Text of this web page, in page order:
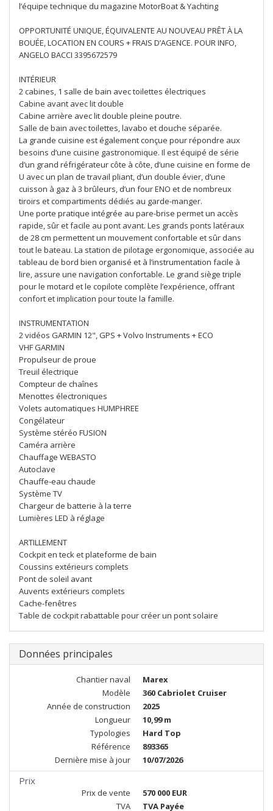
l’équipe technique du magazine MotorBoat & Yachting
OPPORTUNITÉ UNIQUE, ÉQUIVALENTE AU NOUVEAU PRÊT À LA
BOUÉE, LOCATION EN COURS + FRAIS D’AGENCE. POUR INFO,
ANGELO BACCI 3395672579
INTÉRIEUR
2 cabines, 1 salle de bain avec toilettes électriques
Cabine avant avec lit double
Cabine arrière avec lit double pleine poutre.
Salle de bain avec toilettes, lavabo et douche séparée.
La grande cuisine est également conçue pour répondre aux
besoins d’une cuisine gastronomique. Il est équipé de série
d’un grand réfrigérateur côte à côte, d’une cuisine en forme de
U avec un plan de travail pliant, d’un double évier, d’une
cuisson à gaz à 3 brûleurs, d’un four ENO et de nombreux
tiroirs et compartiments dédiés au garde-manger.
Une porte pratique intégrée au pare-brise permet un accès
rapide, sûr et facile au pont avant. Les grands ponts latéraux
de 28 cm permettent un mouvement confortable et sûr dans
tout le bateau. La station de pilotage ergonomique, associée au
tableau de bord bien organisé et à l’instrumentation facile à
lire, assure une navigation confortable. Le grand siège triple
pour le motard et le copilote complète l’expérience, offrant
confort et implication pour toute la famille.
INSTRUMENTATION
2 vidéos GARMIN 12", GPS + Volvo Instruments + ECO
VHF GARMIN
Propulseur de proue
Treuil électrique
Compteur de chaînes
Menottes électroniques
Volets automatiques HUMPHREE
Congélateur
Système stéréo FUSION
Caméra arrière
Chauffage WEBASTO
Autoclave
Chauffe-eau chaude
Système TV
Chargeur de batterie à la terre
Lumières LED à réglage
ARTILLEMENT
Cockpit en teck et plateforme de bain
Coussins extérieurs complets
Pont de soleil avant
Auvents extérieurs complets
Cache-fenêtres
Table de cockpit rabattable pour créer un pont solaire
Données principales
Chantier naval
Marex
Modèle
360 Cabriolet Cruiser
Année de construction
2025
Longueur
10,99 m
Typologies
Hard Top
Référence
893365
Dernière mise à jour
10/07/2026
Prix
Prix de vente
570 000 EUR
TVA
TVA Payée